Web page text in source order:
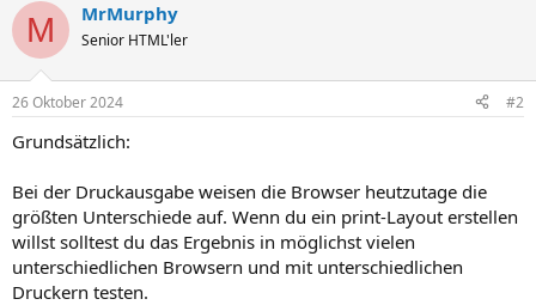
M MrMurphy
Senior HTML'ler
26 Oktober 2024 #2
Grundsätzlich:
Bei der Druckausgabe weisen die Browser heutzutage die
größten Unterschiede auf. Wenn du ein print-Layout erstellen
willst solltest du das Ergebnis in möglichst vielen
unterschiedlichen Browsern und mit unterschiedlichen
Druckern testen.